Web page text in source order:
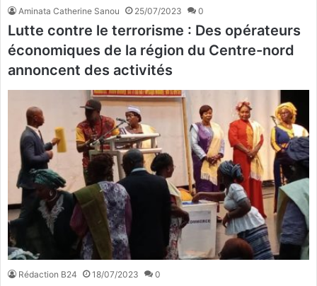
Aminata Catherine Sanou 25/07/2023 0
Lutte contre le terrorisme : Des opérateurs
économiques de la région du Centre-nord
annoncent des activités
Rédaction B24 18/07/2023 0